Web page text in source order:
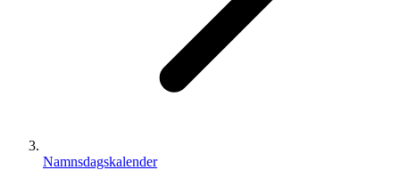
Namnsdagskalender